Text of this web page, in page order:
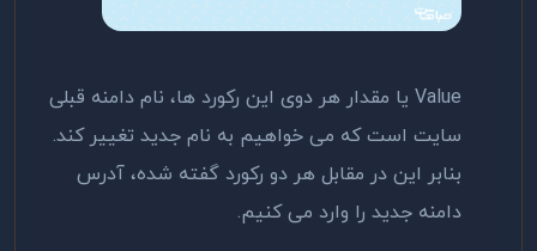
Value یا مقدار هر دوی این رکورد ها، نام دامنه قبلی
سایت است که می خواهیم به نام جدید تغییر کند.
بنابر این در مقابل هر دو رکورد گفته شده، آدرس
دامنه جدید را وارد می کنیم.